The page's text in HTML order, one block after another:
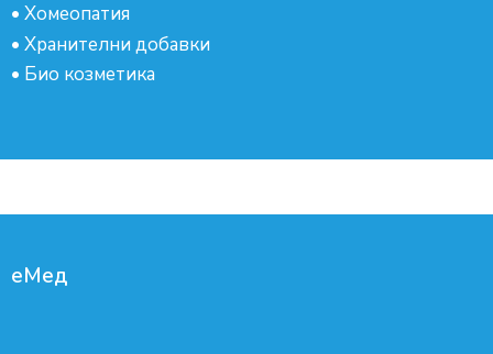
• Хомеопатия
• Хранителни добавки
• Био козметика
еМед